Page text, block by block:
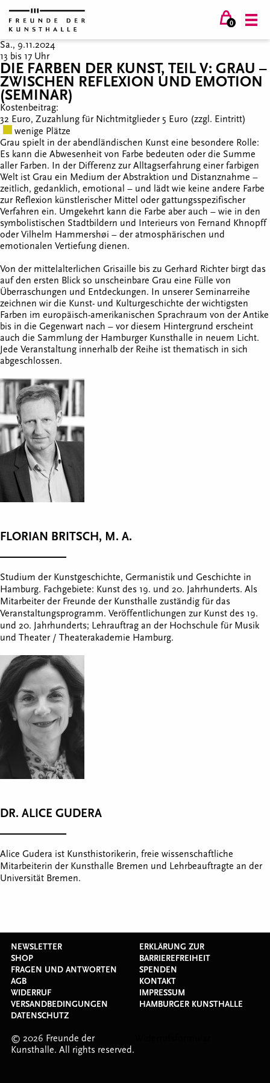
0
Sa., 9.11.2024
13 bis 17 Uhr
DIE FARBEN DER KUNST, TEIL V: GRAU –
ZWISCHEN REFLEXION UND EMOTION
(SEMINAR)
Kostenbeitrag:
32 Euro, Zuzahlung für Nichtmitglieder 5 Euro (zzgl. Eintritt)
wenige Plätze
Grau spielt in der abendländischen Kunst eine besondere Rolle:
Es kann die Abwesenheit von Farbe bedeuten oder die Summe
aller Farben. In der Differenz zur Alltagserfahrung einer farbigen
Welt ist Grau ein Medium der Abstraktion und Distanznahme –
zeitlich, gedanklich, emotional – und lädt wie keine andere Farbe
zur Reflexion künstlerischer Mittel oder gattungsspezifischer
Verfahren ein. Umgekehrt kann die Farbe aber auch – wie in den
symbolistischen Stadtbildern und Interieurs von Fernand Khnopff
oder Vilhelm Hammershøi – der atmosphärischen und
emotionalen Vertiefung dienen.
Von der mittelalterlichen Grisaille bis zu Gerhard Richter birgt das
auf den ersten Blick so unscheinbare Grau eine Fülle von
Überraschungen und Entdeckungen. In unserer Seminarreihe
zeichnen wir die Kunst- und Kulturgeschichte der wichtigsten
Farben im europäisch-amerikanischen Sprachraum von der Antike
bis in die Gegenwart nach – vor diesem Hintergrund erscheint
auch die Sammlung der Hamburger Kunsthalle in neuem Licht.
Jede Veranstaltung innerhalb der Reihe ist thematisch in sich
abgeschlossen.
FLORIAN BRITSCH, M. A.
Studium der Kunstgeschichte, Germanistik und Geschichte in
Hamburg. Fachgebiete: Kunst des 19. und 20. Jahrhunderts. Als
Mitarbeiter der Freunde der Kunsthalle zuständig für das
Veranstaltungsprogramm. Veröffentlichungen zur Kunst des 19.
und 20. Jahrhunderts; Lehrauftrag an der Hochschule für Musik
und Theater / Theaterakademie Hamburg.
DR. ALICE GUDERA
Alice Gudera ist Kunsthistorikerin, freie wissenschaftliche
Mitarbeiterin der Kunsthalle Bremen und Lehrbeauftragte an der
Universität Bremen.
© 2026 Freunde der
Kunsthalle. All rights reserved.
NEWSLETTER
SHOP
FRAGEN UND ANTWORTEN
AGB
WIDERRUF
VERSANDBEDINGUNGEN
DATENSCHUTZ
ERKLÄRUNG ZUR
BARRIEREFREIHEIT
SPENDEN
KONTAKT
IMPRESSUM
HAMBURGER KUNSTHALLE